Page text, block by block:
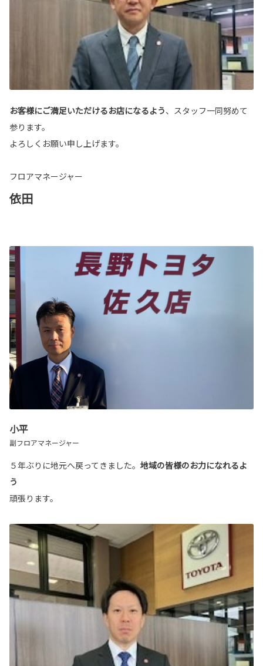
お客様にご満足いただけるお店になるよう、スタッフ一同努めて
参ります。
よろしくお願い申し上げます。
フロアマネージャー
依田
小平
副フロアマネージャー
５年ぶりに地元へ戻ってきました。 地域の皆様のお力になれるよ
う
頑張ります。